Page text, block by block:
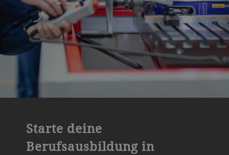
Starte deine
Berufsausbildung in